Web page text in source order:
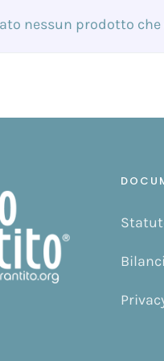
nessun prodotto